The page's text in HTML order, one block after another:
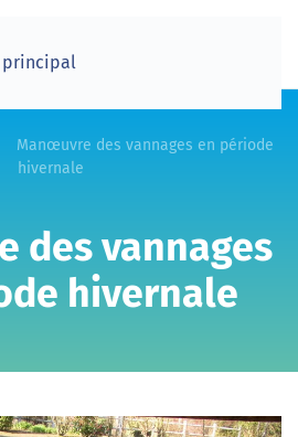
principal
Manœuvre des vannages en période
hivernale
des vannages
hivernale